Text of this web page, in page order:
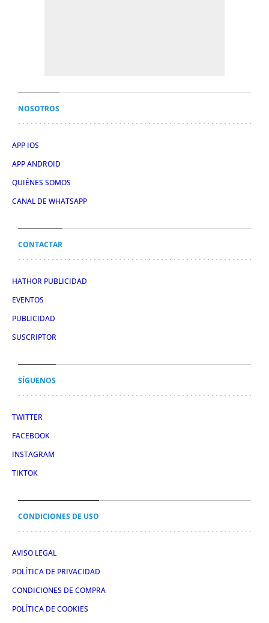
NOSOTROS
APP IOS
APP ANDROID
QUIÉNES SOMOS
CANAL DE WHATSAPP
CONTACTAR
HATHOR PUBLICIDAD
EVENTOS
PUBLICIDAD
SUSCRIPTOR
SÍGUENOS
TWITTER
FACEBOOK
INSTAGRAM
TIKTOK
CONDICIONES DE USO
AVISO LEGAL
POLÍTICA DE PRIVACIDAD
CONDICIONES DE COMPRA
POLÍTICA DE COOKIES